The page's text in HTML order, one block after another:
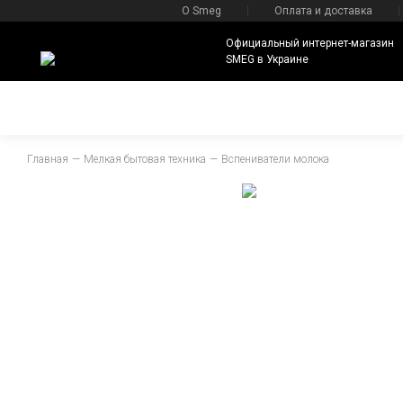
О Smeg Оплата и доставка
Официальный интернет-магазин
SMEG в Украине
Главная Мелкая бытовая техника Вспениватели молока